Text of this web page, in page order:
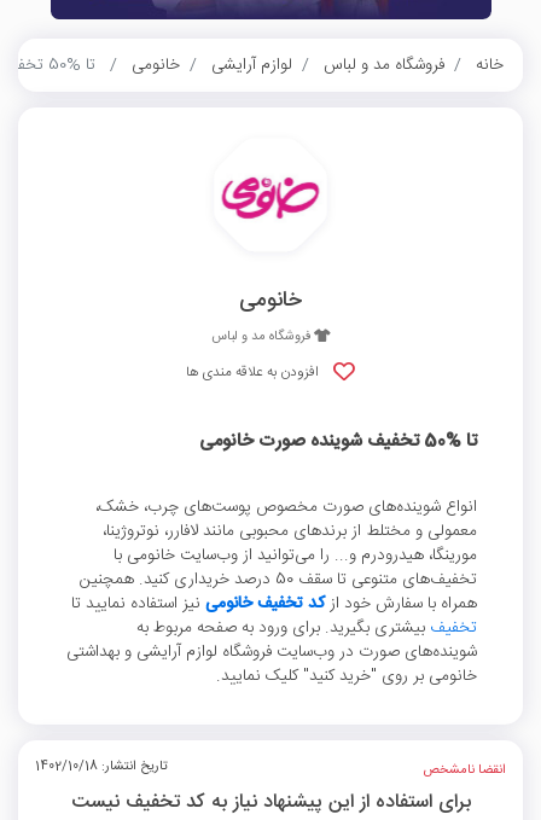
خانه فروشگاه مد و لباس لوازم آرایشی خانومی تا %50 تخفیف شوینده صورت خانومی
خانومی
فروشگاه مد و لباس
افزودن به علاقه مندی ها
تا %50 تخفیف شوینده صورت خانومی
انواع شوینده‌های صورت مخصوص پوست‌های چرب، خشک،
معمولی و مختلط از برندهای محبوبی مانند لافارر، نوتروژینا،
مورینگا، هیدرودرم و... را می‌توانید از وب‌سایت خانومی با
تخفیف‌های متنوعی تا سقف 50 درصد خریداری کنید. همچنین
همراه با سفارش خود ازکد تخفیف خانومینیز استفاده نمایید تا
تخفیف بیشتری بگیرید. برای ورود به صفحه مربوط به
شوینده‌های صورت در وب‌سایت فروشگاه لوازم آرایشی و بهداشتی
خانومی بر روی "خرید کنید" کلیک نمایید.
انقضا نامشخص تاریخ انتشار: 1402/10/18
برای استفاده از این پیشنهاد نیاز به کد تخفیف نیست